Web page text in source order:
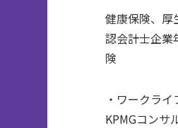
健康保険、厚
認会計士企業
険
・ワークラ
KPMGコンサ